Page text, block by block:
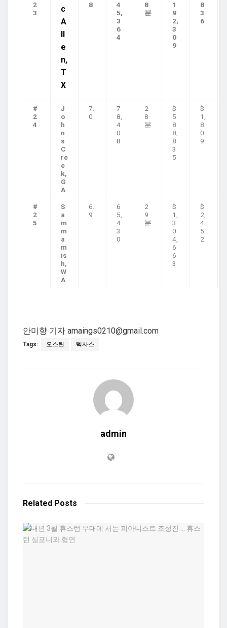
2
3
c
A
ll
e
n,
T
X
8
4
5,
3
6
4
8
분
1
9
2,
3
0
9
8
3
6
#
2
4
J
o
h
n
s
C
re
e
k,
G
A
7.
0
7
8,
4
0
8
2
8
분
$
5
8
8,
8
3
5
$
1,
8
0
9
#
2
5
S
a
m
m
a
m
is
h,
W
A
6.
9
6
5,
4
3
0
2
9
분
$
1,
3
0
4,
6
6
3
$
2,
4
5
2
안미향 기자 amaings0210@gmail.com
Tags: 오스틴 텍사스
admin
Related Posts